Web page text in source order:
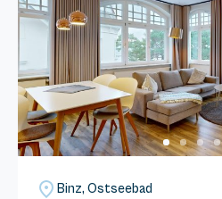
Binz, Ostseebad